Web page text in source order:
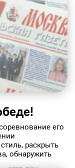
его
раскрыть
обнаружить